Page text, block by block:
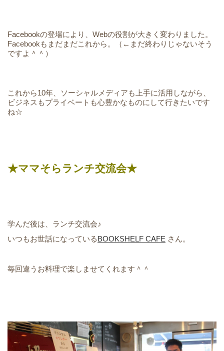
Facebookの登場により、Webの役割が大きく変わりました。
Facebookもまだまだこれから。（←まだ終わりじゃないそう
ですよ＾＾）
これから10年、ソーシャルメディアも上手に活用しながら、
ビジネスもプライベートも心豊かなものにして行きたいです
ね☆
★ママそらランチ交流会★
学んだ後は、ランチ交流会♪
いつもお世話になっているBOOKSHELF CAFE さん。
毎回違うお料理で楽しませてくれます＾＾